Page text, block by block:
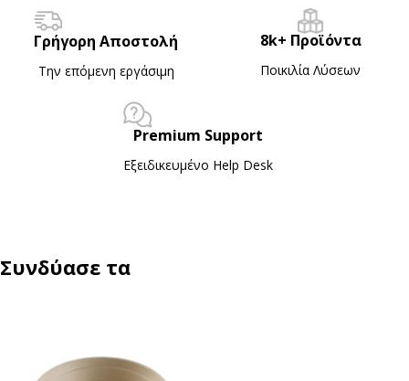
Γρήγορη Αποστολή
Την επόμενη εργάσιμη
8k+ Προϊόντα
Ποικιλία Λύσεων
Premium Support
Εξειδικευμένο Ηelp Desk
Συνδύασε τα